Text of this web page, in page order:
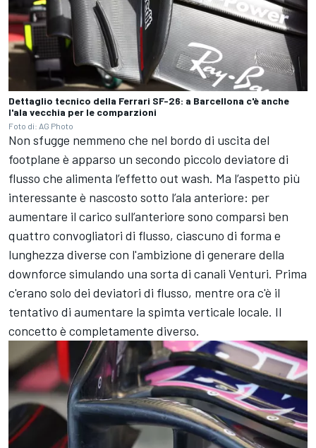
Dettaglio tecnico della Ferrari SF-26: a Barcellona c'è anche
l'ala vecchia per le comparzioni
Foto di: AG Photo
Non sfugge nemmeno che nel bordo di uscita del
footplane è apparso un secondo piccolo deviatore di
flusso che alimenta l’effetto out wash. Ma l’aspetto più
interessante è nascosto sotto l’ala anteriore: per
aumentare il carico sull’anteriore sono comparsi ben
quattro convogliatori di flusso, ciascuno di forma e
lunghezza diverse con l'ambizione di generare della
downforce simulando una sorta di canali Venturi. Prima
c'erano solo dei deviatori di flusso, mentre ora c'è il
tentativo di aumentare la spimta verticale locale. Il
concetto è completamente diverso.